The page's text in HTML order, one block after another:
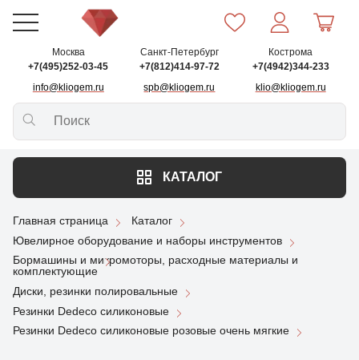
Москва
+7(495)252-03-45
info@kliogem.ru
Санкт-Петербург
+7(812)414-97-72
spb@kliogem.ru
Кострома
+7(4942)344-233
klio@kliogem.ru
КАТАЛОГ
Главная страница
Каталог
Ювелирное оборудование и наборы инструментов
Бормашины и микромоторы, расходные материалы и
комплектующие
Диски, резинки полировальные
Резинки Dedeco силиконовые
Резинки Dedeco силиконовые розовые очень мягкие